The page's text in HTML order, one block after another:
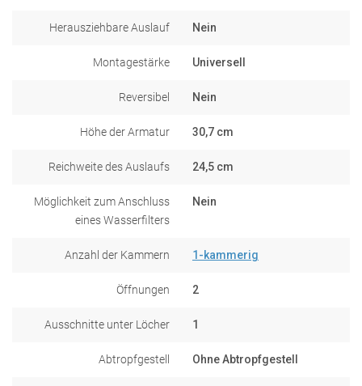
Herausziehbare Auslauf Nein
Montagestärke Universell
Reversibel Nein
Höhe der Armatur 30,7 cm
Reichweite des Auslaufs 24,5 cm
Möglichkeit zum Anschluss
eines Wasserfilters
Nein
Anzahl der Kammern 1-kammerig
Öffnungen 2
Ausschnitte unter Löcher 1
Abtropfgestell Ohne Abtropfgestell